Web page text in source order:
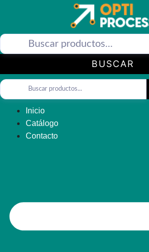
BUSCAR
Inicio
Catálogo
Contacto